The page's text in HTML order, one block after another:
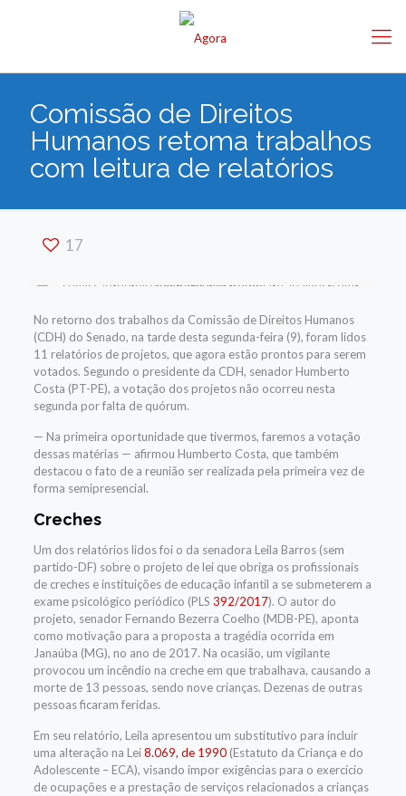
Comissão de Direitos
Humanos retoma trabalhos
com leitura de relatórios
17
No retorno dos trabalhos da Comissão de Direitos Humanos
(CDH) do Senado, na tarde desta segunda-feira (9), foram lidos
11 relatórios de projetos, que agora estão prontos para serem
votados. Segundo o presidente da CDH, senador Humberto
Costa (PT-PE), a votação dos projetos não ocorreu nesta
segunda por falta de quórum.
— Na primeira oportunidade que tivermos, faremos a votação
dessas matérias — afirmou Humberto Costa, que também
destacou o fato de a reunião ser realizada pela primeira vez de
forma semipresencial.
Creches
Um dos relatórios lidos foi o da senadora Leila Barros (sem
partido-DF) sobre o projeto de lei que obriga os profissionais
de creches e instituições de educação infantil a se submeterem a
exame psicológico periódico (PLS 392/2017). O autor do
projeto, senador Fernando Bezerra Coelho (MDB-PE), aponta
como motivação para a proposta a tragédia ocorrida em
Janaúba (MG), no ano de 2017. Na ocasião, um vigilante
provocou um incêndio na creche em que trabalhava, causando a
morte de 13 pessoas, sendo nove crianças. Dezenas de outras
pessoas ficaram feridas.
Em seu relatório, Leila apresentou um substitutivo para incluir
uma alteração na Lei8.069, de 1990(Estatuto da Criança e do
Adolescente – ECA), visando impor exigências para o exercício
de ocupações e a prestação de serviços relacionados a crianças